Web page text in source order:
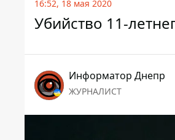
16:52, 18 мая 2020
Убийство 11-
Информатор Днепр
ЖУРНАЛИСТ